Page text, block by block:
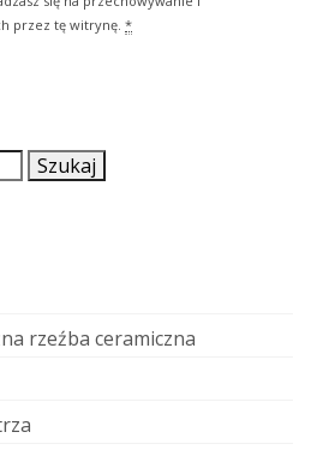
przez tę witrynę. *
Szukaj
rzeźba ceramiczna